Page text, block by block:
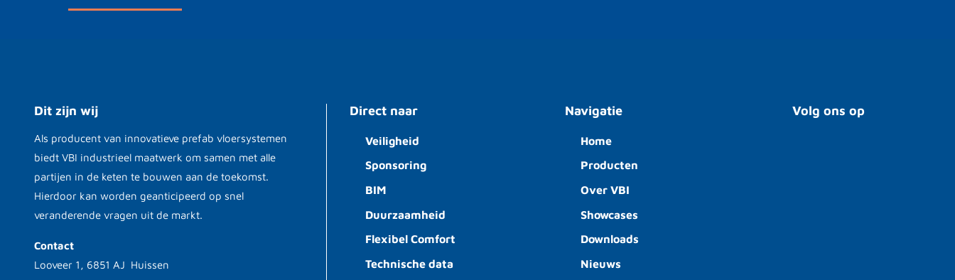
Dit zijn wij
Als producent van innovatieve prefab vloersystemen
biedt VBI industrieel maatwerk om samen met alle
partijen in de keten te bouwen aan de toekomst.
Hierdoor kan worden geanticipeerd op snel
veranderende vragen uit de markt.
Contact
Looveer 1, 6851 AJ Huissen
Direct naar
Veiligheid
Sponsoring
BIM
Duurzaamheid
Flexibel Comfort
Technische data
Navigatie
Home
Producten
Over VBI
Showcases
Downloads
Nieuws
Volg ons op